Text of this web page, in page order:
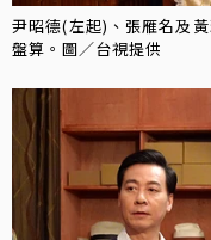
尹昭德(左起)、張雁名及
盤算。圖／台視提供